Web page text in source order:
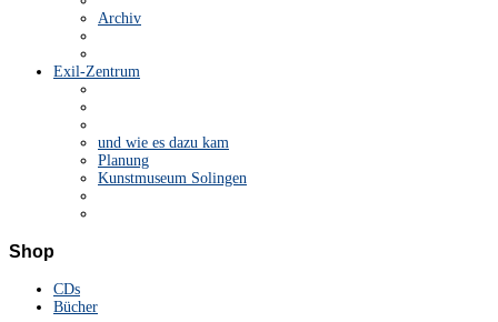
Archiv
Exil-Zentrum
und wie es dazu kam
Planung
Kunstmuseum Solingen
Shop
CDs
Bücher